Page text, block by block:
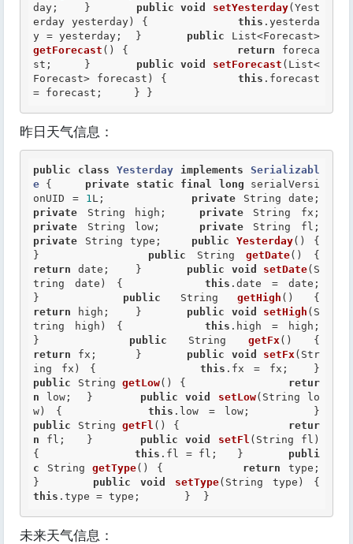
public void setYesterday(Yest
erday yesterday) { this .yesterda
public
getForecast
return foreca
public void setForecast (List<
Forecast> forecast) { this .forecast
= forecast; 	} }
昨日天气信息：
public class Yesterday implements
Serializabl
e { private static final long serialVersi
onUID = 1 private
private
private
private
private
private
public Yesterday() {
public String getDate
return
public void setDate(S
this .date = date;
public String getHigh
return
public void setHigh (S
this .high = high;
public String getFx
return
public void setFx(Str
this
public String getLow
retur
n
public void setLow(String lo
this
public String getFl
retur
n
public void setFl (String fl)
{ this
publi
c String getType return type;
public void setType
this
.type = type; 	}  }
未来天气信息：